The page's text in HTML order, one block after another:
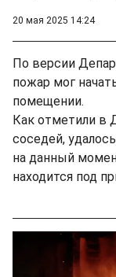
20 мая 2025 14:24
По версии
пожар мог
помещении.
Как отметили в
соседей,
на данный
находится под